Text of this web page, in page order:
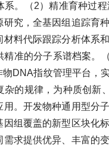
系。（2）精准育种过
究，全基因组追踪育
料代际跟踪分析体系
精准的分子系谱档案。
物DNA指纹管理平台，
杂的规律，为种质创新
。开发物种通用型分
组覆盖的新型区块化
求提供优异、丰富的